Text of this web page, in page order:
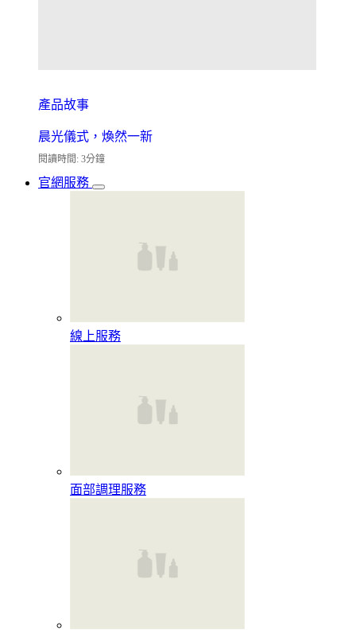
產品故事
晨光儀式，煥然一新
閱讀時間: 3分鐘
官網服務
線上服務
面部調理服務